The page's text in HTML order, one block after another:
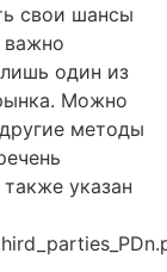
свои шансы
важно
один из
Можно
методы
указан